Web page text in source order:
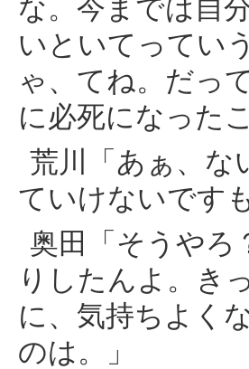
な。今までは自
いといてってい
ゃ、てね。だっ
に必死になった
荒川「あぁ、な
ていけないです
奥田「そうやろ
りしたんよ。き
に、気持ちよく
のは。」